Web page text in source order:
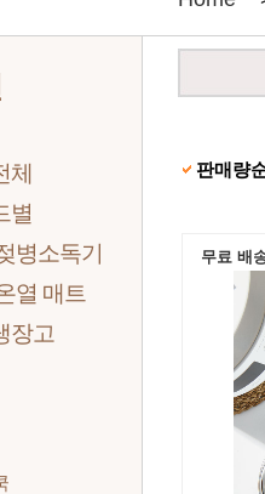
체
별
병소독기
열 매트
장고
판매량
무료 배